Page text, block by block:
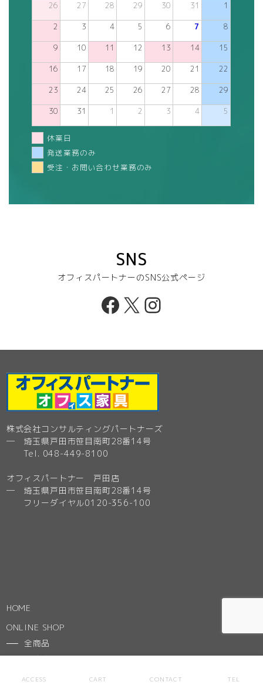
26 27 28 29 30 31 1
2 3 4 5 6 7 8
9 10 11 12 13 14 15
16 17 18 19 20 21 22
23 24 25 26 27 28 29
30 31 1 2 3 4 5
休業日
発送業務のみ
受注・お問い合わせ業務のみ
SNS
オフィスパートナーのSNS公式ページ
Facebook
X Instagram
株式会社コンサルティングパートナーズ
─ 埼玉県戸田市笹目南町28番14号
Tel. 048-449-8100
オフィスパートナー 戸田店
─ 埼玉県戸田市笹目南町28番14号
フリーダイヤル0120-356-100
HOME
ONLINE SHOP
全商品
おすすめ商品
ACCESS CART CONTACT TEL